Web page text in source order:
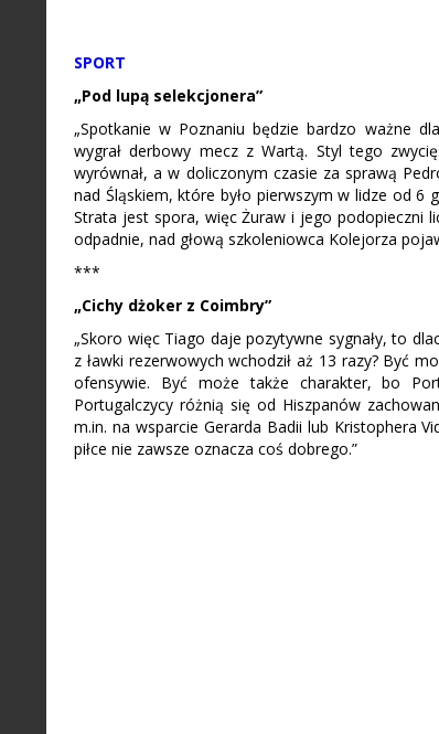
SPORT
„Pod lupą selekcjonera”
„Spotkanie w Poznaniu będzie bardzo ważne
wygrał derbowy mecz z Wartą. Styl tego
wyrównał, a w doliczonym czasie za sprawą
nad Śląskiem, które było pierwszym w lidze od
Strata jest spora, więc Żuraw i jego podopieczni
odpadnie, nad głową szkoleniowca Kolejorza
***
„Cichy dżoker z Coimbry”
„Skoro więc Tiago daje pozytywne sygnały, to
z ławki rezerwowych wchodził aż 13 razy? Być
ofensywie. Być może także charakter, bo
Portugalczycy różnią się od Hiszpanów
m.in. na wsparcie Gerarda Badii lub Kristophera
piłce nie zawsze oznacza coś dobrego.”